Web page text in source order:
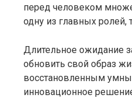
перед человеком
одну из главных ролей,
Длительное ожидание
обновить свой образ
восстановленным
инновационное